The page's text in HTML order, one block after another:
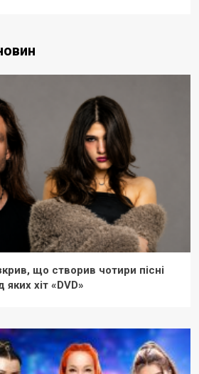
що створив чотири пісні
хіт «DVD»